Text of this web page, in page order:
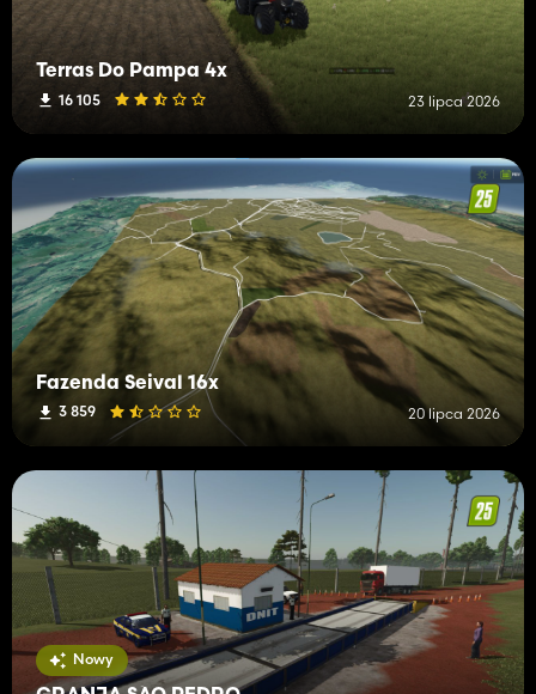
Terras Do Pampa 4x
16 105 23 lipca 2026
Fazenda Seival 16x
3 859 20 lipca 2026
Nowy